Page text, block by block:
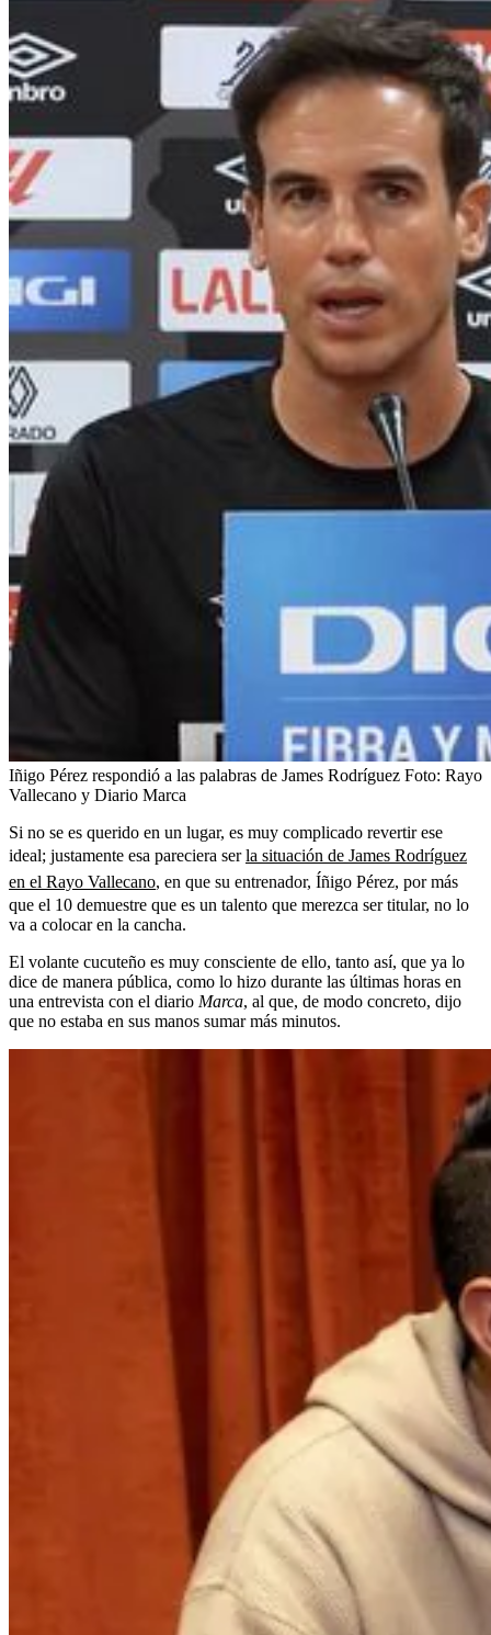
Iñigo Pérez respondió a las palabras de James Rodríguez Foto: Rayo
Vallecano y Diario Marca
Si no se es querido en un lugar, es muy complicado revertir ese
ideal; justamente esa pareciera serla situación de James Rodríguez
en el Rayo Vallecano, en que su entrenador, Íñigo Pérez, por más
que el 10 demuestre que es un talento que merezca ser titular, no lo
va a colocar en la cancha.
El volante cucuteño es muy consciente de ello, tanto así, que ya lo
dice de manera pública, como lo hizo durante las últimas horas en
una entrevista con el diario Marca, al que, de modo concreto, dijo
que no estaba en sus manos sumar más minutos.